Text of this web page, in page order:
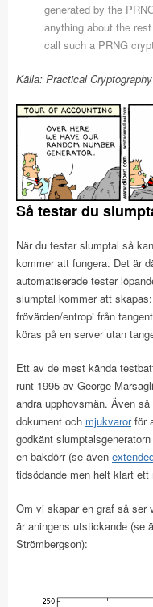
generated by the
anything about the
call such a PRNG
Källa: Practical Cryptography
Så testar du
När du testar slumptal så
kommer att fungera. Det är
automatiserade tester
slumptal kommer att
frövärden/entropi från
köras på en server utan
Ett av de mest kända
runt 1995 av George
andra upphovsmän. Även så
dokument och mjukvarorför
godkänt slumptalsgeneratorn
en bakdörr (se även
tidsödande men helt klart ett
Om vi skapar en graf så ser
är aningens utstickande (se
Strömbergson):